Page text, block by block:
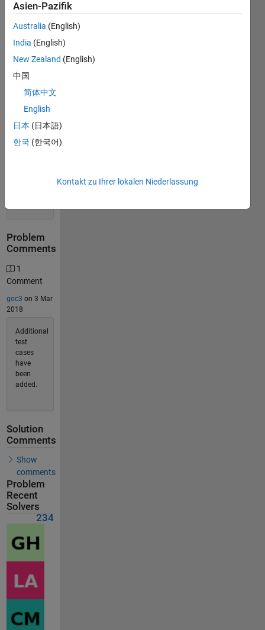
Solve
Solution
Stats
368
Solutions
234
Problem
Comments
1
Comment
goc3 on 3 Mar
2018
Additional
test
cases
have
been
added.
Solution
Comments
Show
comments
Problem
Recent
Solvers
234
Asien-Pazifik
Australia (English)
India (English)
New Zealand (English)
中国
简体中文
English
日本 (日本語)
한국 (한국어)
Kontakt zu Ihrer lokalen Niederlassung